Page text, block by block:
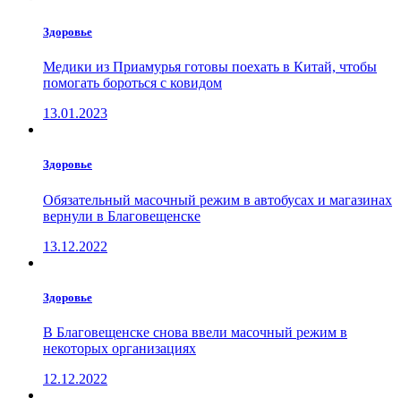
Здоровье
Медики из Приамурья готовы поехать в Китай, чтобы
помогать бороться с ковидом
13.01.2023
Здоровье
Обязательный масочный режим в автобусах и магазинах
вернули в Благовещенске
13.12.2022
Здоровье
В Благовещенске снова ввели масочный режим в
некоторых организациях
12.12.2022